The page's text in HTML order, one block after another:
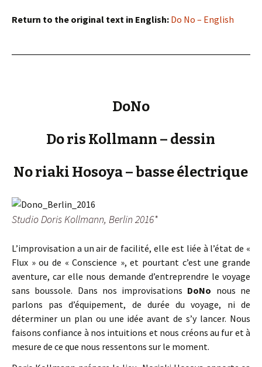
Return to the original text in English: Do No – English
DoNo
Do ris Kollmann – dessin
No riaki Hosoya – basse électrique
Studio Doris Kollmann, Berlin 2016*
L’improvisation a un air de facilité, elle est liée à l’état de «
Flux » ou de « Conscience », et pourtant c’est une grande
aventure, car elle nous demande d’entreprendre le voyage
sans boussole. Dans nos improvisations DoNo nous ne
parlons pas d’équipement, de durée du voyage, ni de
déterminer un plan ou une idée avant de s’y lancer. Nous
faisons confiance à nos intuitions et nous créons au fur et à
mesure de ce que nous ressentons sur le moment.